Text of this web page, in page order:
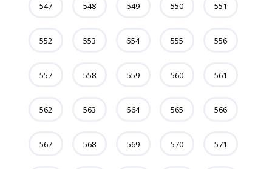
547 548 549 550 551
552 553 554 555 556
557 558 559 560 561
562 563 564 565 566
567 568 569 570 571